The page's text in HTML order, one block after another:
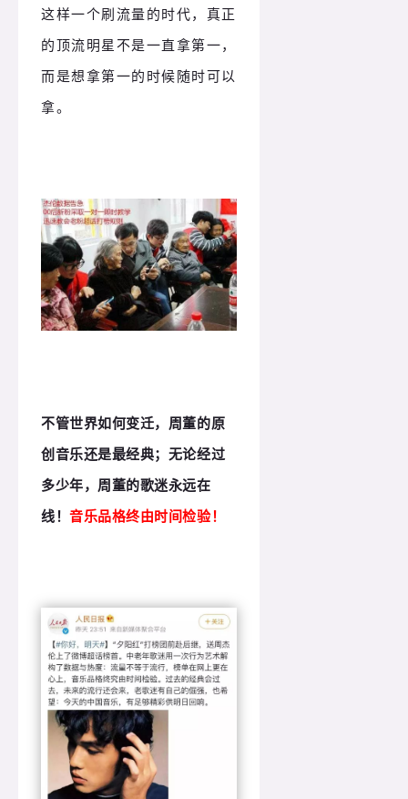
这样一个刷流量的时代，真正
的顶流明星不是一直拿第一，
而是想拿第一的时候随时可以
拿。
不管世界如何变迁，周董的原
创音乐还是最经典；无论经过
多少年，周董的歌迷永远在
线！音乐品格终由时间检验！